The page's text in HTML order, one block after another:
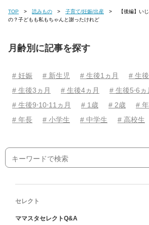
TOP 読みもの 子育て/妊娠/出産
の？子どもも私もちゃんと謝ったけれど
月齢別に記事を探す
# 妊娠 # 新生児 # 生後1ヵ月
# 生
# 生後3ヵ月
# 生後4ヵ月 # 生後5⋅6ヵ
# 生後9⋅10⋅11ヵ月
# 1歳 # 2歳 #
# 年長
# 小学生 # 中学生 # 高校生
セレクト
ママスタセレクトQ&A